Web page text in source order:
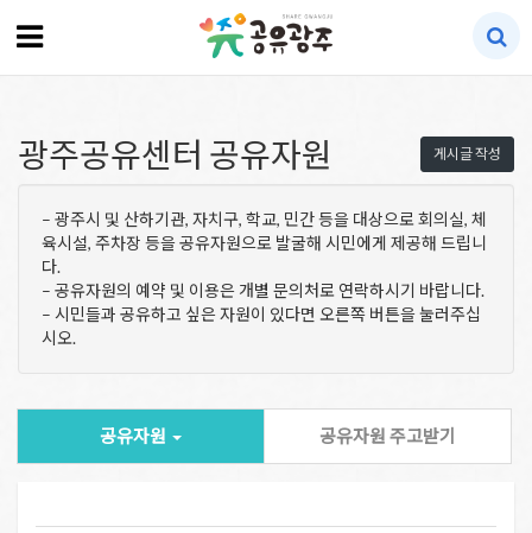
게시글 작성
광주공유센터 공유자원
– 광주시 및 산하기관, 자치구, 학교, 민간 등을 대상으로 회의실, 체
육시설, 주차장 등을 공유자원으로 발굴해 시민에게 제공해 드립니
다.
– 공유자원의 예약 및 이용은 개별 문의처로 연락하시기 바랍니다.
– 시민들과 공유하고 싶은 자원이 있다면 오른쪽 버튼을 눌러주십
시오.
공유자원 공유자원 주고받기